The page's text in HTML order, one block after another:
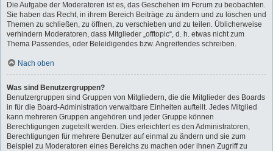
Die Aufgabe der Moderatoren ist es, das Geschehen im Forum zu beobachten.
Sie haben das Recht, in ihrem Bereich Beiträge zu ändern und zu löschen und
Themen zu schließen, zu öffnen, zu verschieben und zu teilen. Üblicherweise
verhindern Moderatoren, dass Mitglieder „offtopic“, d. h. etwas nicht zum
Thema Passendes, oder Beleidigendes bzw. Angreifendes schreiben.
Nach oben
Was sind Benutzergruppen?
Benutzergruppen sind Gruppen von Mitgliedern, die die Mitglieder des Boards
in für die Board-Administration verwaltbare Einheiten aufteilt. Jedes Mitglied
kann mehreren Gruppen angehören und jeder Gruppe können
Berechtigungen zugeteilt werden. Dies erleichtert es den Administratoren,
Berechtigungen für mehrere Benutzer auf einmal zu ändern und sie zum
Beispiel zu Moderatoren eines Bereichs zu machen oder ihnen Zugriff zu